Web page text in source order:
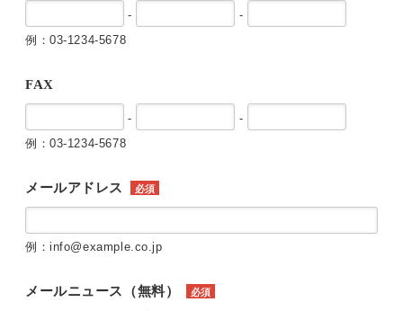
-
-
例：03-1234-5678
FAX
-
-
例：03-1234-5678
メールアドレス 必須
例：info@example.co.jp
メールニュース（無料） 必須